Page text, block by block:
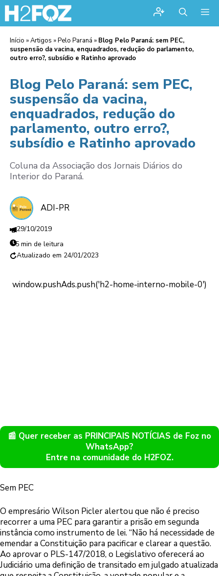
Início »Artigos »Pelo Paraná » Blog Pelo Paraná: sem PEC,
suspensão da vacina, enquadrados, redução do parlamento,
outro erro?, subsídio e Ratinho aprovado
Blog Pelo Paraná: sem PEC,
suspensão da vacina,
enquadrados, redução do
parlamento, outro erro?,
subsídio e Ratinho aprovado
Coluna da Associação dos Jornais Diários do
Interior do Paraná.
ADI-PR
29/10/2019
5 min de leitura
24/01/2023
📰 Quer receber as PRINCIPAIS NOTÍCIAS de Foz no
WhatsApp?
Entre na comunidade do H2FOZ.
Sem PEC
O empresário Wilson Picler alertou que não é preciso
recorrer a uma PEC para garantir a prisão em segunda
instância como instrumento de lei. “Não há necessidade de
emendar a Constituição para pacificar e clarear a questão.
Ao aprovar o PLS-147/2018, o Legislativo oferecerá ao
Judiciário uma definição de transitado em julgado atualizada